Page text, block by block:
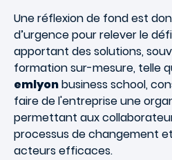
Une réflexion de fond est
d’urgence pour relever le
apportant des solutions,
formation sur-mesure, telle
emlyonbusiness school,
faire de l'entreprise une
permettant aux
processus de changement
acteurs efficaces.